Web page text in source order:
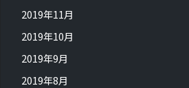
2019年11月
2019年10月
2019年9月
2019年8月